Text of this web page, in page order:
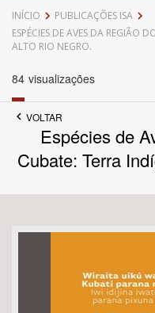
Data do Documento
INÍCIO
PUBLICAÇÕES ISA
ESPÉCIES DE AVES DA REGIÃO
ALTO RIO NEGRO.
84 visualizações
VOLTAR
Espécies de
Cubate: Terra